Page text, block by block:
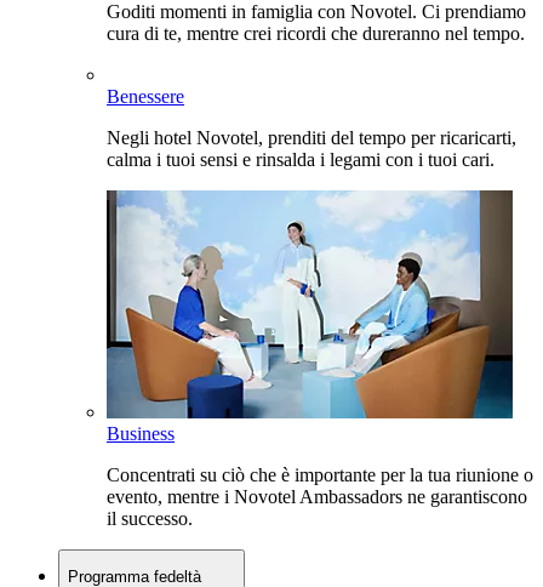
Goditi momenti in famiglia con Novotel. Ci prendiamo
cura di te, mentre crei ricordi che dureranno nel tempo.
Benessere
Negli hotel Novotel, prenditi del tempo per ricaricarti,
calma i tuoi sensi e rinsalda i legami con i tuoi cari.
Business
Concentrati su ciò che è importante per la tua riunione o
evento, mentre i Novotel Ambassadors ne garantiscono
il successo.
Programma fedeltà